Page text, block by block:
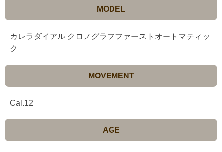
MODEL
カレラダイアル クロノグラフファーストオートマティッ
ク
MOVEMENT
Cal.12
AGE